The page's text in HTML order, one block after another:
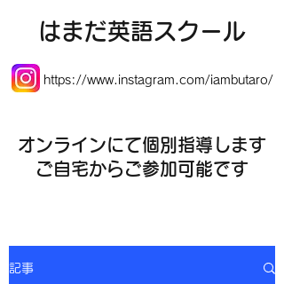
​はまだ英語スクール
https://www.instagram.com/iambutaro/
オンラインにて個別指導します
​ご自宅からご参加可能です
記事